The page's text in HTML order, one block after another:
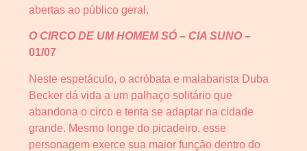
abertas ao público geral.
O CIRCO DE UM HOMEM SÓ – CIA SUNO –
01/07
Neste espetáculo, o acróbata e malabarista Duba
Becker dá vida a um palhaço solitário que
abandona o circo e tenta se adaptar na cidade
grande. Mesmo longe do picadeiro, esse
personagem exerce sua maior função dentro do